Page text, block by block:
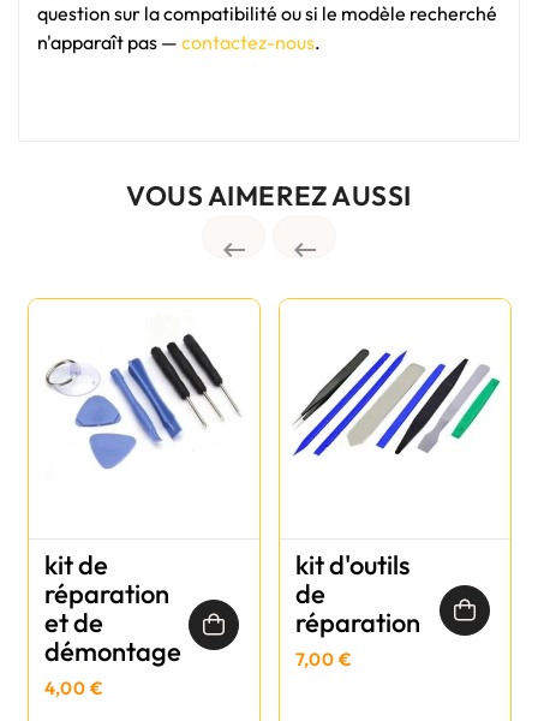
question sur la compatibilité ou si le modèle recherché
n'apparaît pas — contactez-nous.
VOUS AIMEREZ AUSSI
 
kit de
réparation
et de
démontage
4,00 €
kit d'outils
de
réparation
7,00 €